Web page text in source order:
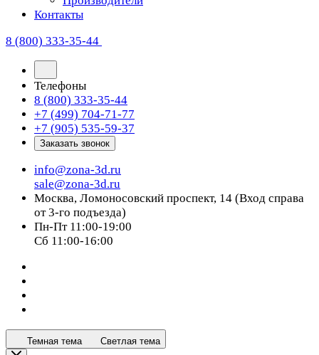
Контакты
8 (800) 333-35-44
Телефоны
8 (800) 333-35-44
+7 (499) 704-71-77
+7 (905) 535-59-37
Заказать звонок
info@zona-3d.ru
sale@zona-3d.ru
Москва, Ломоносовский проспект, 14 (Вход справа
от 3-го подъезда)
Пн-Пт 11:00-19:00
Сб 11:00-16:00
Темная тема Светлая тема